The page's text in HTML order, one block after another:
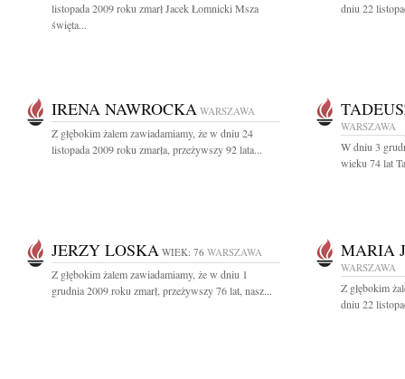
listopada 2009 roku zmarł Jacek Łomnicki Msza
święta...
dniu 22
IRENA NAWROCKA WARSZAWA
Z głębokim żalem zawiadamiamy, że w dniu 24
listopada 2009 roku zmarła, przeżywszy 92 lata...
WARSZAWA
W dniu 3
wieku 74 lat
JERZY LOSKA WIEK: 76 WARSZAWA
Z głębokim żalem zawiadamiamy, że w dniu 1
grudnia 2009 roku zmarł, przeżywszy 76 lat, nasz...
MARIA
WARSZAWA
Z głębokim
dniu 22